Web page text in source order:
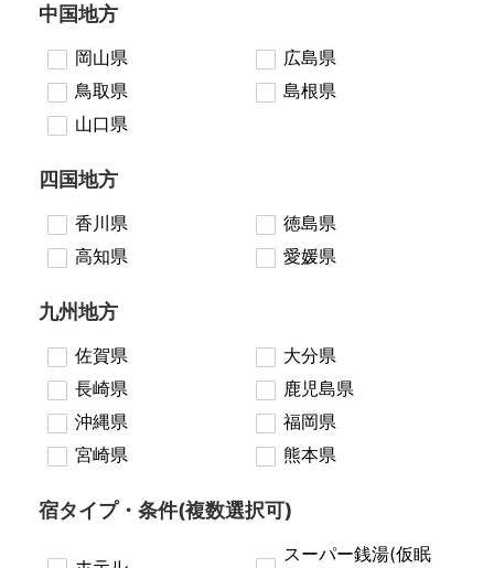
中国地方
岡山県
広島県
鳥取県
島根県
山口県
四国地方
香川県
徳島県
高知県
愛媛県
九州地方
佐賀県
大分県
長崎県
鹿児島県
沖縄県
福岡県
宮崎県
熊本県
宿タイプ・条件(複数選択可)
スーパー銭湯(仮眠